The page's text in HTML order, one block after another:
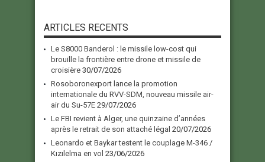
ARTICLES RECENTS
Le S8000 Banderol : le missile low-cost qui
brouille la frontière entre drone et missile de
croisière 30/07/2026
Rosoboronexport lance la promotion
internationale du RVV-SDM, nouveau missile air-
air du Su-57E 29/07/2026
Le FBI revient à Alger, une quinzaine d’années
après le retrait de son attaché légal 20/07/2026
Leonardo et Baykar testent le couplage M-346 /
Kızılelma en vol 23/06/2026